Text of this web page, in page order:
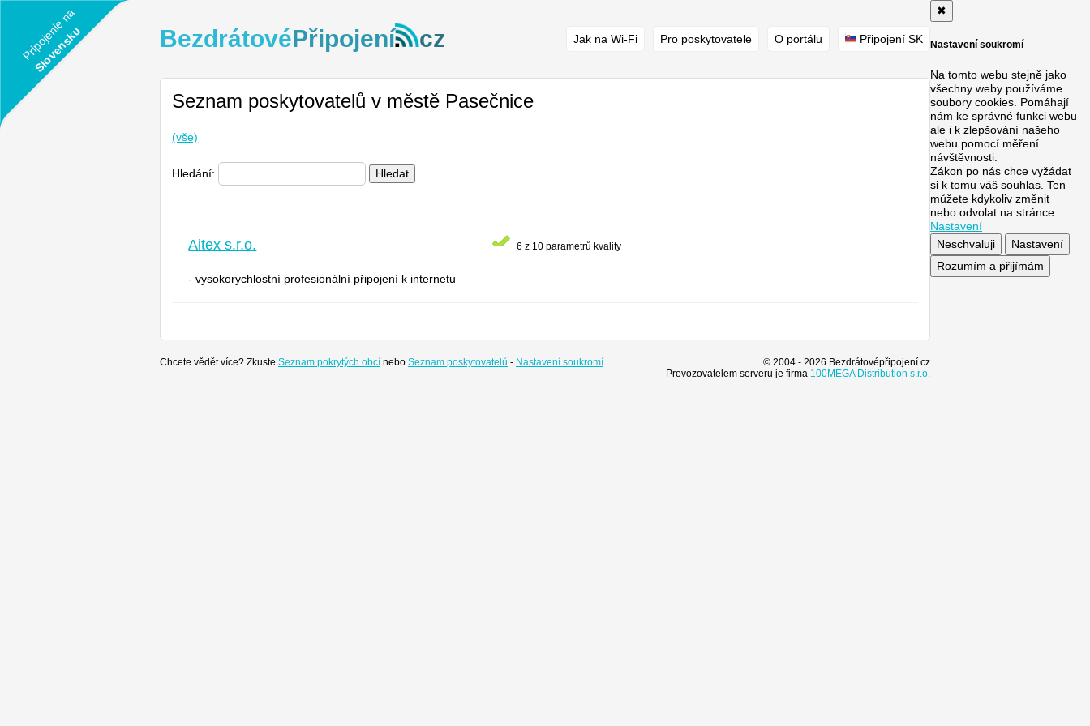
Pripojenie na
Slovensku BezdrátovéPřipojení cz Jak na Wi-Fi Pro poskytovatele O portálu Připojení SK
Seznam poskytovatelů v městě Pasečnice
(vše)
Hledání: Hledat
Aitex s.r.o.
- vysokorychlostní profesionální připojení k internetu
6 z 10 parametrů kvality
Chcete vědět více? Zkuste Seznam pokrytých obcí nebo Seznam poskytovatelů - Nastavení soukromí
© 2004 - 2026 Bezdrátovépřipojení.cz
Provozovatelem serveru je firma 100MEGA Distribution s.r.o.
✖
Nastavení soukromí
Na tomto webu stejně jako
všechny weby používáme
soubory cookies. Pomáhají
nám ke správné funkci webu
ale i k zlepšování našeho
webu pomocí měření
návštěvnosti.
Zákon po nás chce vyžádat
si k tomu váš souhlas. Ten
můžete kdykoliv změnit
nebo odvolat na stránce
Nastavení
Neschvaluji
Nastavení
Rozumím a přijímám